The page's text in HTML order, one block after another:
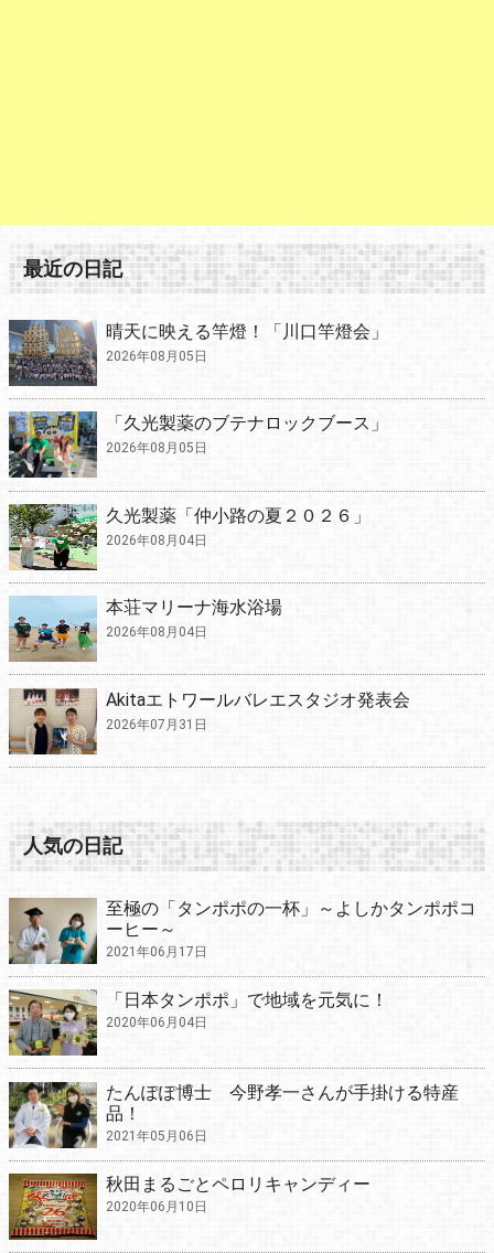
最近の日記
晴天に映える竿燈！「川口竿燈会」
2026年08月05日
「久光製薬のブテナロックブース」
2026年08月05日
久光製薬「仲小路の夏２０２６」
2026年08月04日
本荘マリーナ海水浴場
2026年08月04日
Akitaエトワールバレエスタジオ発表会
2026年07月31日
人気の日記
至極の「タンポポの一杯」～よしかタンポポコ
ーヒー～
2021年06月17日
「日本タンポポ」で地域を元気に！
2020年06月04日
たんぽぽ博士 今野孝一さんが手掛ける特産
品！
2021年05月06日
秋田まるごとペロリキャンディー
2020年06月10日